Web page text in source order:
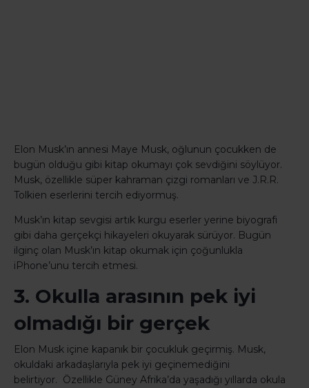
Elon Musk’ın annesi Maye Musk, oğlunun çocukken de
bugün olduğu gibi kitap okumayı çok sevdiğini söylüyor.
Musk, özellikle süper kahraman çizgi romanları ve J.R.R.
Tolkien eserlerini tercih ediyormuş.
Musk’ın kitap sevgisi artık kurgu eserler yerine biyografi
gibi daha gerçekçi hikayeleri okuyarak sürüyor. Bugün
ilginç olan Musk’ın kitap okumak için çoğunlukla
iPhone’unu tercih etmesi.
3. Okulla arasının pek iyi
olmadığı bir gerçek
Elon Musk içine kapanık bir çocukluk geçirmiş. Musk,
okuldaki arkadaşlarıyla pek iyi geçinemediğini
belirtiyor. Özellikle Güney Afrika’da yaşadığı yıllarda okula